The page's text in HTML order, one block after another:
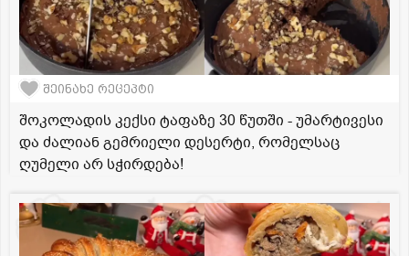
შეინახე რეცეპტი
შოკოლადის კექსი ტაფაზე 30 წუთში - უმარტივესი
და ძალიან გემრიელი დესერტი, რომელსაც
ღუმელი არ სჭირდება!